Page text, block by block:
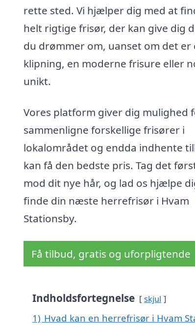
rette sted. Vi hjælper dig med at
helt rigtige frisør, der kan give dig
du drømmer om, uanset om det er
klipning, en moderne frisure eller
unikt.
Vores platform giver dig mulighed
sammenligne forskellige frisører i
lokalområdet og endda indhente
kan få den bedste pris. Tag det
mod dit nye hår, og lad os hjælpe
finde din næste herrefrisør i Hvam
Stationsby.
Få tilbud, gratis og uforpligtende
Indholdsfortegnelse skjul
1) Hvad kan en herrefrisør i Hvam